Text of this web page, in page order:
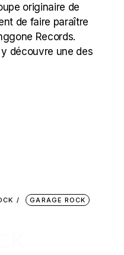
originaire de
de faire paraître
Records.
découvre une des
GARAGE ROCK